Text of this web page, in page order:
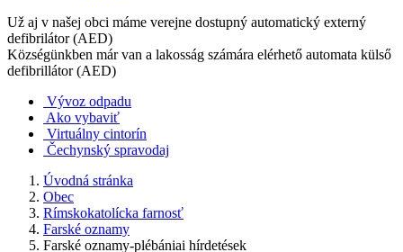
Už aj v našej obci máme verejne dostupný automatický externý
defibrilátor (AED)
Községünkben már van a lakosság számára elérhető automata külső
defibrillátor (AED)
Vývoz odpadu
Ako vybaviť
Virtuálny cintorín
Čechynský spravodaj
Úvodná stránka
Obec
Rímskokatolícka farnosť
Farské oznamy
Farské oznamy-plébániai hírdetések